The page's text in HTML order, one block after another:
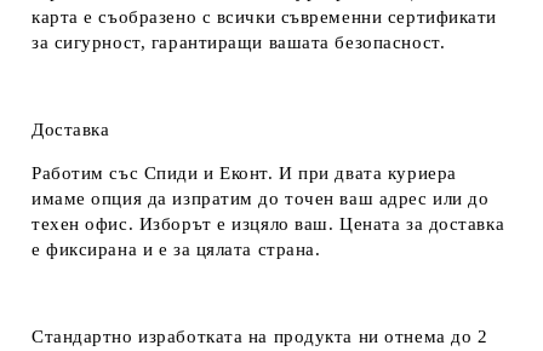
карта е съобразено с всички съвременни сертификати
за сигурност, гарантиращи вашата безопасност.
Доставка
Работим със Спиди и Еконт. И при двата куриера
имаме опция да изпратим до точен ваш адрес или до
техен офис. Изборът е изцяло ваш. Цената за доставка
е фиксирана и е за цялата страна.
Стандартно изработката на продукта ни отнема до 2